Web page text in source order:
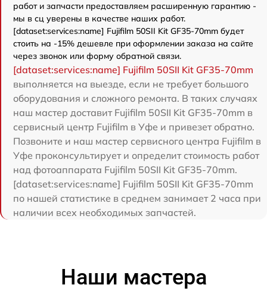
работ и запчасти предоставляем расширенную гарантию -
мы в сц уверены в качестве наших работ.
[dataset:services:name] Fujifilm 50SII Kit GF35-70mm будет
стоить на -15% дешевле при оформлении заказа на сайте
через звонок или форму обратной связи.
[dataset:services:name] Fujifilm 50SII Kit GF35-70mm
выполняется на выезде, если не требует большого
оборудования и сложного ремонта. В таких случаях
наш мастер доставит Fujifilm 50SII Kit GF35-70mm в
сервисный центр Fujifilm в Уфе и привезет обратно.
Позвоните и наш мастер сервисного центра Fujifilm в
Уфе проконсультирует и определит стоимость работ
над фотоаппарата Fujifilm 50SII Kit GF35-70mm.
[dataset:services:name] Fujifilm 50SII Kit GF35-70mm
по нашей статистике в среднем занимает 2 часа при
наличии всех необходимых запчастей.
Наши мастера